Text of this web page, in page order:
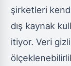
şirketleri
dış kaynak
itiyor. Veri